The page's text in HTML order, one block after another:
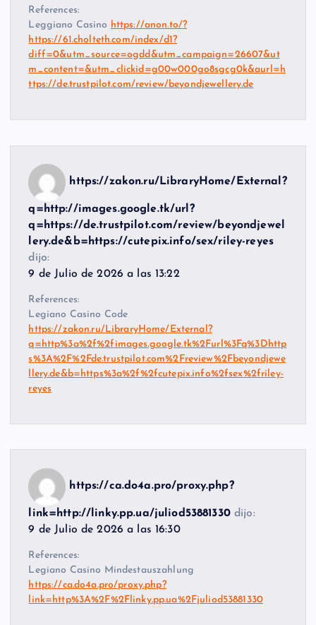
References:
Leggiano Casino https://anon.to/?
https://61.cholteth.com/index/d1?
diff=0&utm_source=ogdd&utm_campaign=26607&ut
m_content=&utm_clickid=g00w000go8sgcg0k&aurl=h
ttps://de.trustpilot.com/review/beyondjewellery.de
https://zakon.ru/LibraryHome/External?
q=http://images.google.tk/url?
q=https://de.trustpilot.com/review/beyondjewel
lery.de&b=https://cutepix.info/sex/riley-reyes
dijo:
9 de Julio de 2026 a las 13:22
References:
Legiano Casino Code
https://zakon.ru/LibraryHome/External?
q=http%3a%2f%2fimages.google.tk%2Furl%3Fq%3Dhttp
s%3A%2F%2Fde.trustpilot.com%2Freview%2Fbeyondjewe
llery.de&b=https%3a%2f%2fcutepix.info%2fsex%2friley-
reyes
https://ca.do4a.pro/proxy.php?
link=http://linky.pp.ua/juliod53881330 dijo:
9 de Julio de 2026 a las 16:30
References:
Legiano Casino Mindestauszahlung
https://ca.do4a.pro/proxy.php?
link=http%3A%2F%2Flinky.pp.ua%2Fjuliod53881330